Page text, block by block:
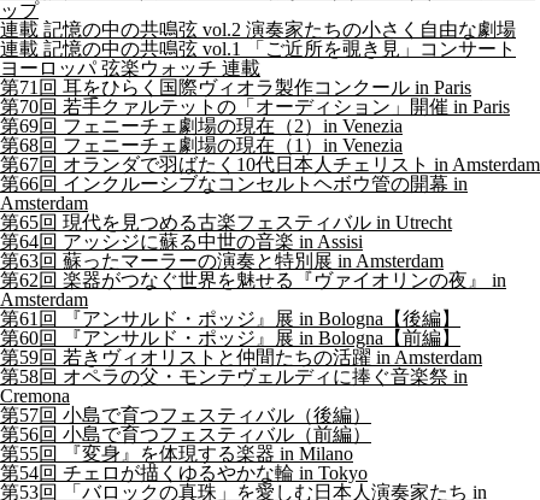
ップ
連載 記憶の中の共鳴弦 vol.2 演奏家たちの小さく自由な劇場
連載 記憶の中の共鳴弦 vol.1 「ご近所を覗き見」コンサート
ヨーロッパ 弦楽ウォッチ 連載
第71回 耳をひらく国際ヴィオラ製作コンクール in Paris
第70回 若手クァルテットの「オーディション」開催 in Paris
第69回 フェニーチェ劇場の現在（2）in Venezia
第68回 フェニーチェ劇場の現在（1）in Venezia
第67回 オランダで羽ばたく10代日本人チェリスト in Amsterdam
第66回 インクルーシブなコンセルトヘボウ管の開幕 in
Amsterdam
第65回 現代を見つめる古楽フェスティバル in Utrecht
第64回 アッシジに蘇る中世の音楽 in Assisi
第63回 蘇ったマーラーの演奏と特別展 in Amsterdam
第62回 楽器がつなぐ世界を魅せる『ヴァイオリンの夜』 in
Amsterdam
第61回 『アンサルド・ポッジ』展 in Bologna【後編】
第60回 『アンサルド・ポッジ』展 in Bologna【前編】
第59回 若きヴィオリストと仲間たちの活躍 in Amsterdam
第58回 オペラの父・モンテヴェルディに捧ぐ音楽祭 in
Cremona
第57回 小島で育つフェスティバル（後編）
第56回 小島で育つフェスティバル（前編）
第55回 『変身』を体現する楽器 in Milano
第54回 チェロが描くゆるやかな輪 in Tokyo
第53回 「バロックの真珠」を愛しむ日本人演奏家たち in